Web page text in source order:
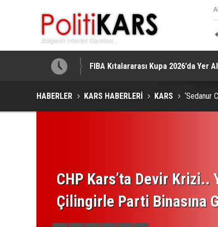
Palandöken Geçidi’nde Feci Kaza:
HABERLER KARS HABERLERİ KARS ‘Sedanur
CHP Kars’ta Devir Krizi..
Çilingirle Parti Binasına